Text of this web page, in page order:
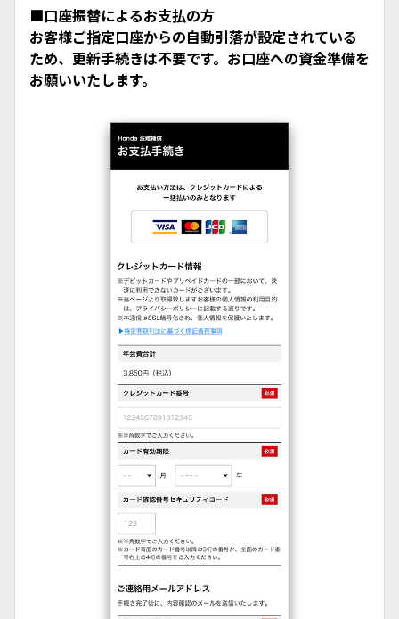
■口座振替によるお支払の方
お客様ご指定口座からの自動引落が設定されている
ため、更新手続きは不要です。お口座への資金準備を
お願いいたします。